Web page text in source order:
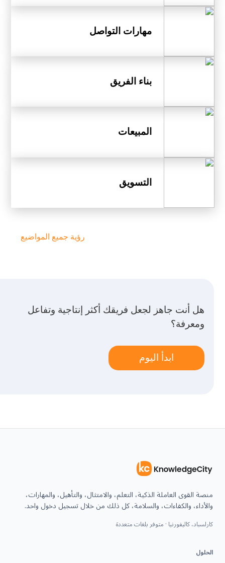
مهارات التواصل
بناء الفريق
المبيعات
التسويق
رؤية جميع المواضيع
هل أنت جاهز لجعل فريقك أكثر إنتاجية وتفاعل
ومعرفة؟
ابدأ اليوم
منصة القوى العاملة الذكية، التعلم، والامتثال، والتأهيل، والمهارات،
والأداء، والكفاءات، والسلامة، كل ذلك من خلال تسجيل دخول واحد.
كارلسباد، كاليفورنيا · متوفر بلغات متعددة
الحلول